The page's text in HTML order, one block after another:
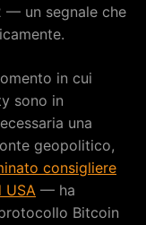
— un segnale che
in cui
sono in
una
geopolitico,
consigliere
USA — ha
Bitcoin